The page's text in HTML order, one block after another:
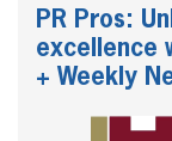
PR Pros:
excellence
+ Weekly